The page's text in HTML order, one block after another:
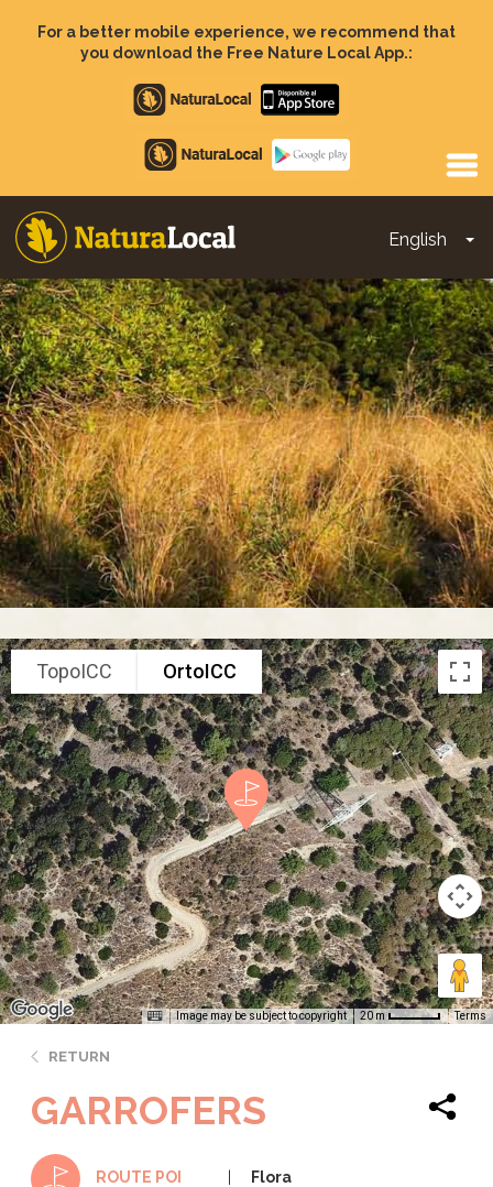
For a better mobile experience, we recommend that
you download the Free Nature Local App.:
Apple
store
Google
Play
English
Main
navigation
TopoICC OrtoICC
Image may be subject to copyright 20 m Terms
RETURN
GARROFERS
ROUTE POI Flora